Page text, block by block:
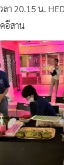
ลา 20.15 น.
อีสาน